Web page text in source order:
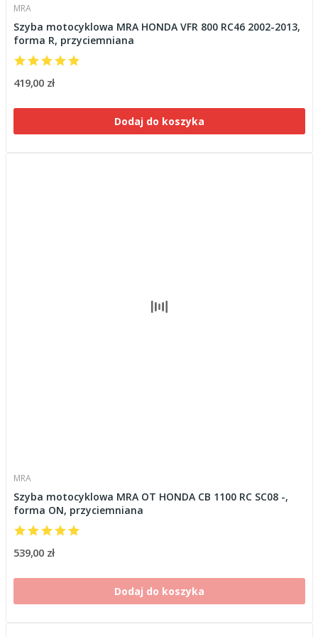
MRA
Szyba motocyklowa MRA HONDA VFR 800 RC46 2002-2013,
forma R, przyciemniana
419,00 zł
Dodaj do koszyka
MRA
Szyba motocyklowa MRA OT HONDA CB 1100 RC SC08 -,
forma ON, przyciemniana
539,00 zł
Dodaj do koszyka